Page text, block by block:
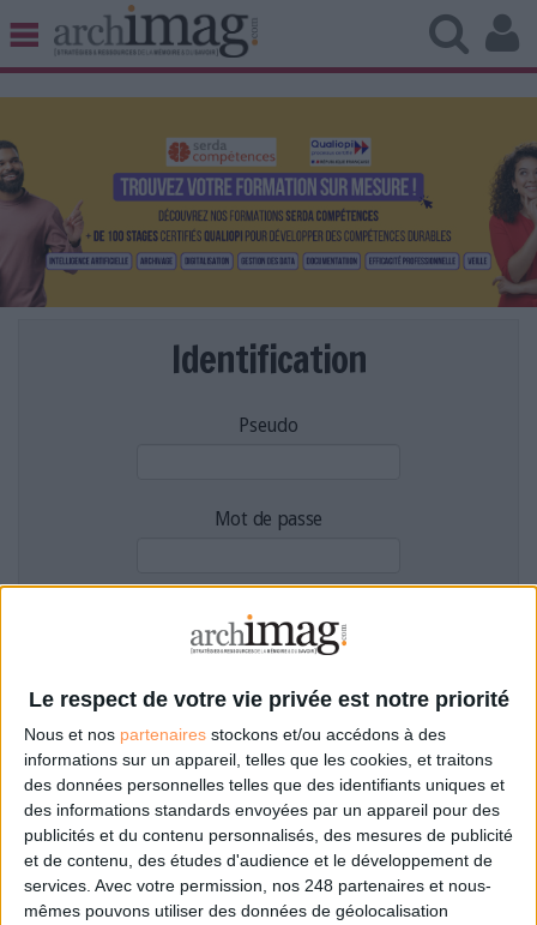
Le respect de votre vie privée est notre priorité
Nous et nos partenaires stockons et/ou accédons à des
informations sur un appareil, telles que les cookies, et traitons
des données personnelles telles que des identifiants uniques et
des informations standards envoyées par un appareil pour des
publicités et du contenu personnalisés, des mesures de publicité
et de contenu, des études d'audience et le développement de
services. Avec votre permission, nos 248 partenaires et nous-
mêmes pouvons utiliser des données de géolocalisation
BIBLIOTHÈQUE ÉDITION
UNIVERS DATA
TRAVAIL COLLABORATIF
VIE NUMÉRIQUE
NUMÉRIQUE RESPONSABLE
LES LIVRES BLANCS
LES SUPPLÉMENTS
NOS OFFRES D'ABONNEMENTS
Identification
Pseudo
Mot de passe
Filtre anti-spam
Mot de passe oublié ?
Pas encore de compte?